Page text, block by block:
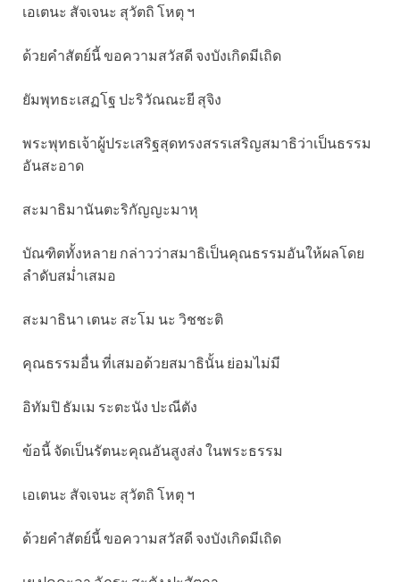
เอเตนะ สัจเจนะ สุวัตถิ โหตุ ฯ
ด้วยคำสัตย์นี้ ขอความสวัสดี จงบังเกิดมีเถิด
ยัมพุทธะเสฏโฐ ปะริวัณณะยี สุจิง
พระพุทธเจ้าผู้ประเสริฐสุดทรงสรรเสริญสมาธิว่าเป็นธรรม
อันสะอาด
สะมาธิมานันตะริกัญญะมาหุ
บัณฑิตทั้งหลาย กล่าวว่าสมาธิเป็นคุณธรรมอันให้ผลโดย
ลำดับสม่ำเสมอ
สะมาธินา เตนะ สะโม นะ วิชชะติ
คุณธรรมอื่น ที่เสมอด้วยสมาธินั้น ย่อมไม่มี
อิทัมปิ ธัมเม ระตะนัง ปะณีตัง
ข้อนี้ จัดเป็นรัตนะคุณอันสูงส่ง ในพระธรรม
เอเตนะ สัจเจนะ สุวัตถิ โหตุ ฯ
ด้วยคำสัตย์นี้ ขอความสวัสดี จงบังเกิดมีเถิด